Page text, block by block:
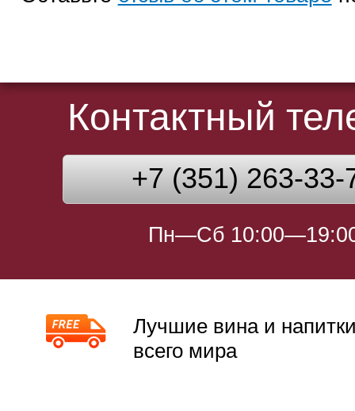
Контактный
+7 (351) 263-33-
Пн—Сб
Лучшие вина и
всего мира